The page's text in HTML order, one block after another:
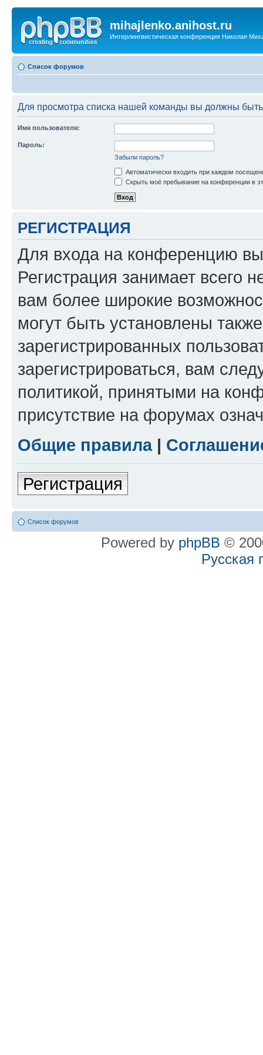
mihajlenko.anihost.ru
Интерлингвистическая конференция Николая
Список форумов
Для просмотра списка нашей команды вы должны
Имя пользователя:
Пароль:
Забыли пароль?
Автоматически входить при каждом
Скрыть моё пребывание на конференции в
РЕГИСТРАЦИЯ
Для входа на конференцию
Регистрация занимает всего
вам более широкие
могут быть установлены
зарегистрированных
зарегистрироваться, вам
политикой, принятыми на
присутствие на форумах
Общие правила|
Регистрация
Список форумов
Powered by phpBB ©
Русская